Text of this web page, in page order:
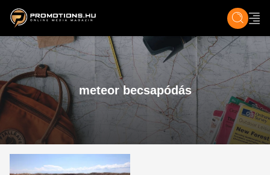
ZENE, FILM & KULT ÉLET TECH &
meteor becsapódás